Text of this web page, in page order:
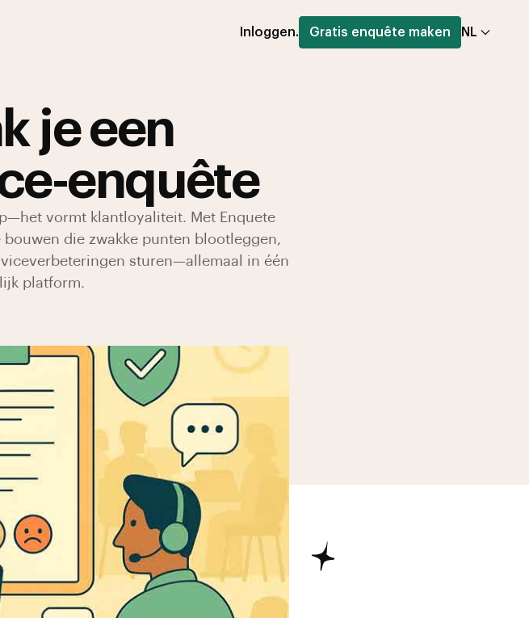
Inloggen. Gratis enquête maken NL
je een
enquête
vormt klantloyaliteit. Met Enquete
die zwakke punten blootleggen,
sturen—allemaal in één
platform.